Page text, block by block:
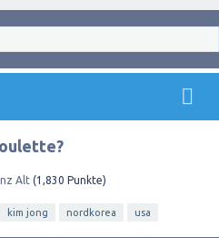
Alt (1,830 Punkte)
kim jong nordkorea usa